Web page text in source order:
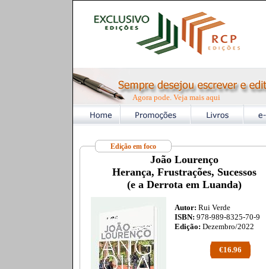
Agora pode. Veja mais aqui
Edição em foco
João Lourenço
Herança, Frustrações, Sucessos
(e a Derrota em Luanda)
Autor: Rui Verde
ISBN: 978-989-8325-70-9
Edição: Dezembro/2022
€16.96